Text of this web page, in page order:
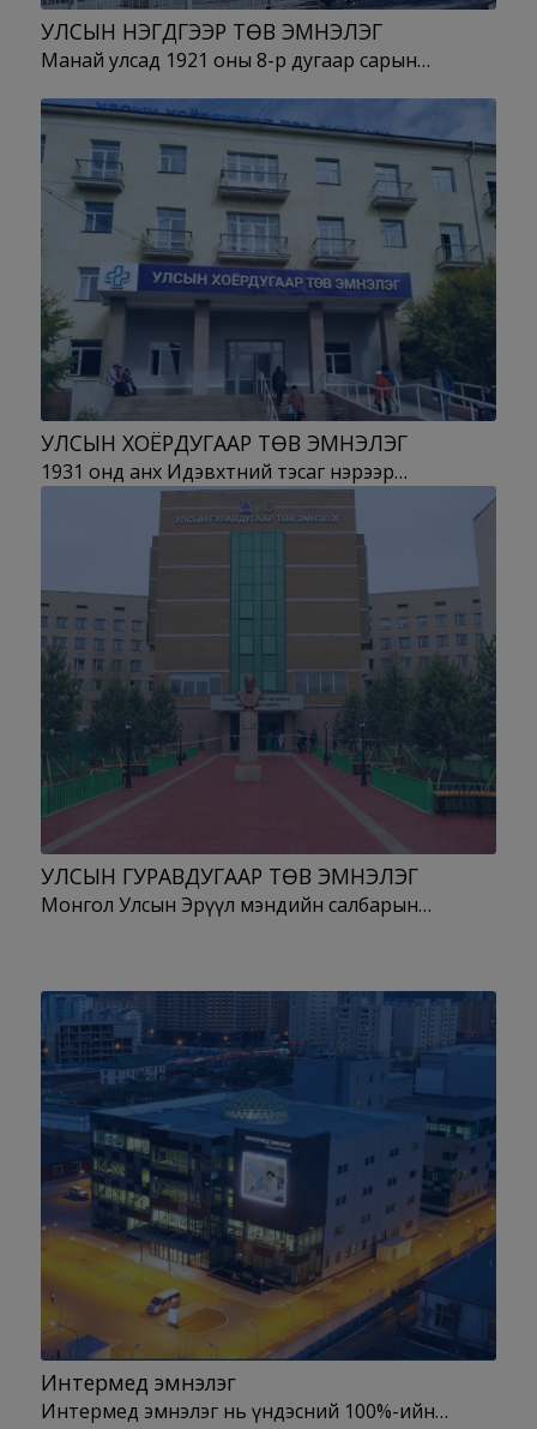
УЛСЫН НЭГДҮГЭЭР ТӨВ ЭМНЭЛЭГ
Манай улсад 1921 оны 8-р дугаар сарын…
УЛСЫН ХОЁРДУГААР ТӨВ ЭМНЭЛЭГ
1931 онд анх Идэвхтний тэсаг нэрээр…
УЛСЫН ГУРАВДУГААР ТӨВ ЭМНЭЛЭГ
Монгол Улсын Эрүүл мэндийн салбарын…
Интермед эмнэлэг
Интермед эмнэлэг нь үндэсний 100%-ийн…